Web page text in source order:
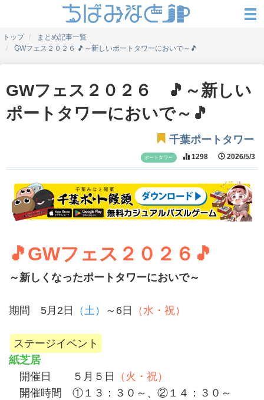
トップ
まとめ記事一覧
GWフェス２０２６ 🎵～新しいポートタワーにおいで～🎵
GWフェス２０２６ 🎵～新しい
ポートタワーにおいで～🎵
千葉ポートタワー
ポートタワー 1298 2026/5/3
🎵GWフェス２０２６🎵
～新しくなったポートタワーにおいで～
期間 5月2日 （土） ～6日 （水・祝）
ステージイベント
紙芝居
開催日 ５月５日
（火・祝）
開催時間 ①１３：３０～、②１４：３０～